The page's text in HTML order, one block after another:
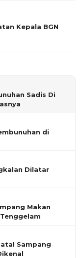
Kepala BGN
Sadis Di
di
Dilatar
Makan
Sampang